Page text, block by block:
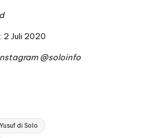
2 Juli 2020
@soloinfo
di Solo